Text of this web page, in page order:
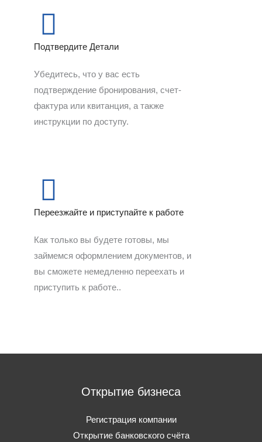
Подтвердите Детали
Убедитесь, что у вас есть
подтверждение бронирования, счет-
фактура или квитанция, а также
инструкции по доступу.
Переезжайте и приступайте к работе
Как только вы будете готовы, мы
займемся оформлением документов, и
вы сможете немедленно переехать и
приступить к работе..
Открытие бизнеса
Регистрация компании
Открытие банковского счёта